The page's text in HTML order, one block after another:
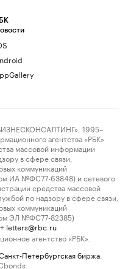
1995–
агентства «РБК»
массовой информации
в сфере связи,
коммуникаций
ИА №ФС77-63848) и сетевого
средства массовой
по надзору в сфере связи,
коммуникаций
ЭЛ №ФС77-82385)
letters@rbc.ru
агентство «РБК».
Петербургская биржа